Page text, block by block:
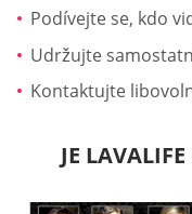
Podívejte se, kdo
Udržujte
Kontaktujte
JE